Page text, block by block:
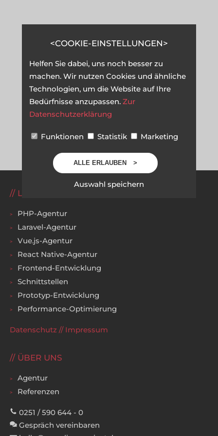
LEISTUNGEN
PHP-Agentur
Laravel-Agentur
Vue.js-Agentur
React Native-Agentur
Frontend-Entwicklung
Schnittstellen
Prototyp-Entwicklung
Performance-Optimierung
Datenschutz // Impressum
ÜBER UNS
Agentur
Referenzen
0251 / 590 644 - 0
Gespräch vereinbaren
COOKIE-EINSTELLUNGEN
Helfen Sie dabei, uns noch besser zu
machen. Wir nutzen Cookies und ähnliche
Technologien, um die Website auf Ihre
Bedürfnisse anzupassen. Zur
Datenschutzerklärung
Funktionen Statistik Marketing
ALLE ERLAUBEN
Auswahl speichern